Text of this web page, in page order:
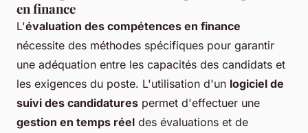
en finance
L'évaluation des compétences en finance
nécessite des méthodes spécifiques pour garantir
une adéquation entre les capacités des candidats et
les exigences du poste. L'utilisation d'un logiciel de
suivi des candidatures permet d'effectuer une
gestion en temps réel des évaluations et de